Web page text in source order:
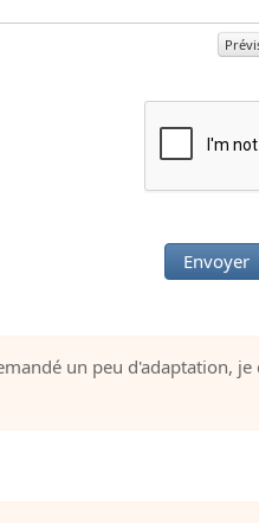
Envoyer
un peu d'adaptation,